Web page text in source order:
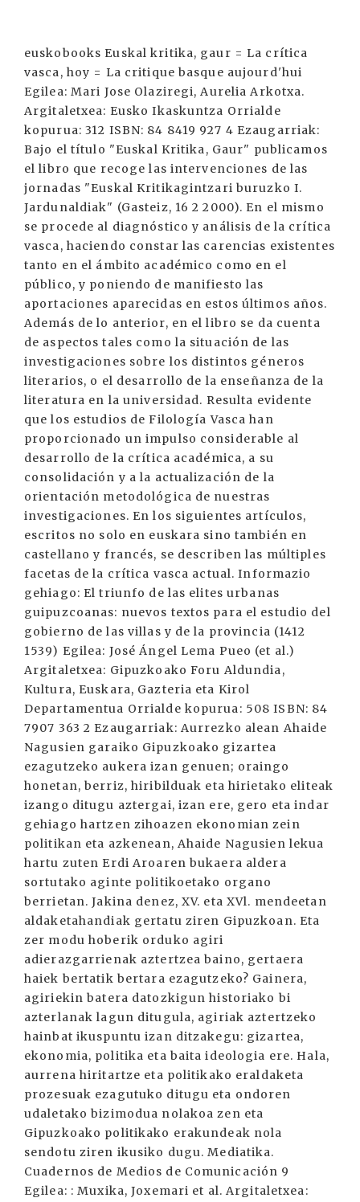
euskobooks Euskal kritika, gaur = La crítica
vasca, hoy = La critique basque aujourd'hui
Egilea: Mari Jose Olaziregi, Aurelia Arkotxa.
Argitaletxea: Eusko Ikaskuntza Orrialde
kopurua: 312 ISBN: 84 8419 927 4 Ezaugarriak:
Bajo el título "Euskal Kritika, Gaur" publicamos
el libro que recoge las intervenciones de las
jornadas "Euskal Kritikagintzari buruzko I.
Jardunaldiak" (Gasteiz, 16 2 2000). En el mismo
se procede al diagnóstico y análisis de la crítica
vasca, haciendo constar las carencias existentes
tanto en el ámbito académico como en el
público, y poniendo de manifiesto las
aportaciones aparecidas en estos últimos años.
Además de lo anterior, en el libro se da cuenta
de aspectos tales como la situación de las
investigaciones sobre los distintos géneros
literarios, o el desarrollo de la enseñanza de la
literatura en la universidad. Resulta evidente
que los estudios de Filología Vasca han
proporcionado un impulso considerable al
desarrollo de la crítica académica, a su
consolidación y a la actualización de la
orientación metodológica de nuestras
investigaciones. En los siguientes artículos,
escritos no solo en euskara sino también en
castellano y francés, se describen las múltiples
facetas de la crítica vasca actual. Informazio
gehiago: El triunfo de las elites urbanas
guipuzcoanas: nuevos textos para el estudio del
gobierno de las villas y de la provincia (1412
1539) Egilea: José Ángel Lema Pueo (et al.)
Argitaletxea: Gipuzkoako Foru Aldundia,
Kultura, Euskara, Gazteria eta Kirol
Departamentua Orrialde kopurua: 508 ISBN: 84
7907 363 2 Ezaugarriak: Aurrezko alean Ahaide
Nagusien garaiko Gipuzkoako gizartea
ezagutzeko aukera izan genuen; oraingo
honetan, berriz, hiribilduak eta hirietako eliteak
izango ditugu aztergai, izan ere, gero eta indar
gehiago hartzen zihoazen ekonomian zein
politikan eta azkenean, Ahaide Nagusien lekua
hartu zuten Erdi Aroaren bukaera aldera
sortutako aginte politikoetako organo
berrietan. Jakina denez, XV. eta XVl. mendeetan
aldaketahandiak gertatu ziren Gipuzkoan. Eta
zer modu hoberik orduko agiri
adierazgarrienak aztertzea baino, gertaera
haiek bertatik bertara ezagutzeko? Gainera,
agiriekin batera datozkigun historiako bi
azterlanak lagun ditugula, agiriak aztertzeko
hainbat ikuspuntu izan ditzakegu: gizartea,
ekonomia, politika eta baita ideologia ere. Hala,
aurrena hiritartze eta politikako eraldaketa
prozesuak ezagutuko ditugu eta ondoren
udaletako bizimodua nolakoa zen eta
Gipuzkoako politikako erakundeak nola
sendotu ziren ikusiko dugu. Mediatika.
Cuadernos de Medios de Comunicación 9
Egilea: : Muxika, Joxemari et al. Argitaletxea: